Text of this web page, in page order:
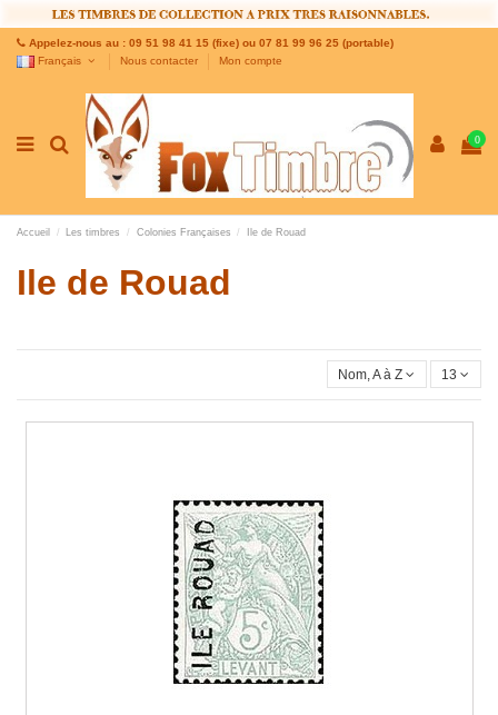
Appelez-nous au : 09 51 98 41 15 (fixe) ou 07 81 99 96 25 (portable)
Français
Nous contacter Mon compte
0
Accueil Les timbres Colonies Françaises Ile de Rouad
Ile de Rouad
Nom, A à Z 13